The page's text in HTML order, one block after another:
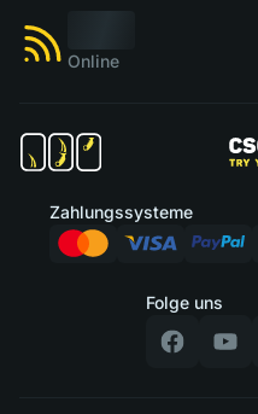
Online
Folge uns
Zahlungssysteme